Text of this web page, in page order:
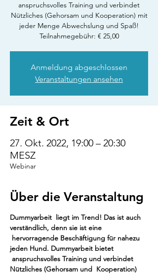
anspruchsvolles Training und verbindet
Nützliches (Gehorsam und Kooperation) mit
jeder Menge Abwechslung und Spaß!
Teilnahmegebühr: € 25,00
Anmeldung abgeschlossen
Veranstaltungen ansehen
Zeit & Ort
27. Okt. 2022, 19:00 – 20:30
MESZ
Webinar
Über die Veranstaltung
Dummyarbeit  liegt im Trend! Das ist auch
verständlich, denn sie ist eine
hervorragende Beschäftigung für nahezu
jeden Hund. Dummyarbeit bietet
anspruchsvolles Training und verbindet
Nützliches (Gehorsam und  Kooperation)